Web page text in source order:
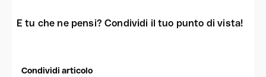
E tu che ne pensi? Condividi il tuo punto di vista!
Condividi articolo